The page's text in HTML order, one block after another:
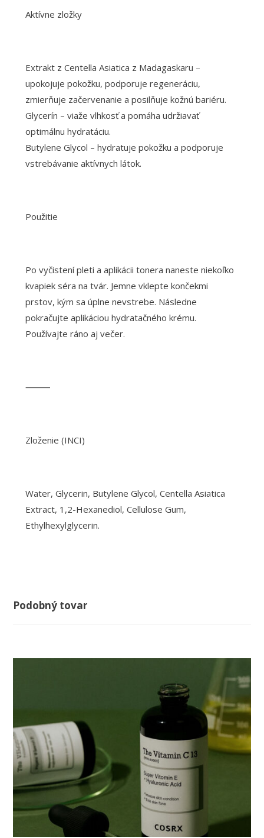
Aktívne zložky
Extrakt z Centella Asiatica z Madagaskaru –
upokojuje pokožku, podporuje regeneráciu,
zmierňuje začervenanie a posilňuje kožnú bariéru.
Glycerín – viaže vlhkosť a pomáha udržiavať
optimálnu hydratáciu.
Butylene Glycol – hydratuje pokožku a podporuje
vstrebávanie aktívnych látok.
Použitie
Po vyčistení pleti a aplikácii tonera naneste niekoľko
kvapiek séra na tvár. Jemne vklepte končekmi
prstov, kým sa úplne nevstrebe. Následne
pokračujte aplikáciou hydratačného krému.
Používajte ráno aj večer.
⸻
Zloženie (INCI)
Water, Glycerin, Butylene Glycol, Centella Asiatica
Extract, 1,2-Hexanediol, Cellulose Gum,
Ethylhexylglycerin.
Podobný tovar